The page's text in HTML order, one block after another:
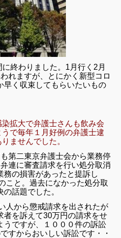
終わりました。1月行く2月
れますが、とにかく新型コロ
早く収束してもらいたいもの
拡大で弁護士さんも飲み会
で毎年１月好例の弁護士逮
ませんでした。
第二東京弁護士会から業務停
連に審査請求を行い処分取消
務の損害があったと提訴し
こと。過去になかった処分取
話題でした。
人から懲戒請求を出されたが
者を訴えて30万円の請求をせ
うですが、１０００件の訴訟
すからおいしい訴訟です・・